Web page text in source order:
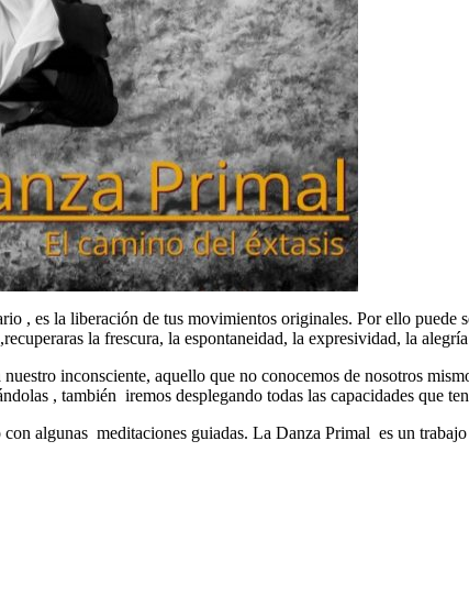
, es la liberación de tus movimientos originales. Por ello puede
la frescura, la espontaneidad, la expresividad, la
inconsciente, aquello que no conocemos de nosotros
, también iremos desplegando todas las capacidades que
algunas meditaciones guiadas. La Danza Primal es un trabajo